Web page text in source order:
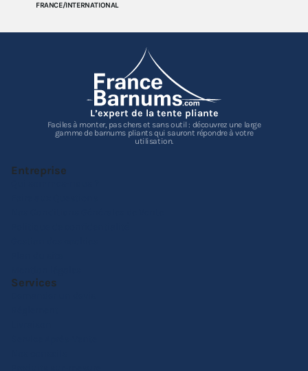
FRANCE/INTERNATIONAL
L’expert de la tente pliante
Faciles à monter, pas chers et sans outil : découvrez une large
gamme de barnums pliants qui sauront répondre à votre
utilisation.
Entreprise
Services